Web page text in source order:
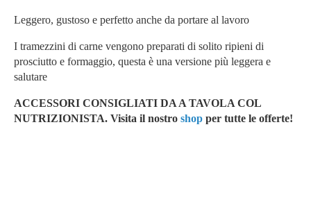
Leggero, gustoso e perfetto anche da portare al lavoro
I tramezzini di carne vengono preparati di solito ripieni di
prosciutto e formaggio, questa è una versione più leggera e
salutare
ACCESSORI CONSIGLIATI DA A TAVOLA COL
NUTRIZIONISTA. Visita il nostro shop per tutte le offerte!